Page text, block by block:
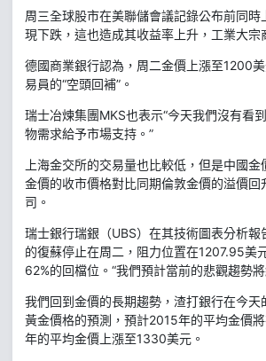
周三全球股市在美聯儲會議記錄公布前同時
現下跌，這也造成其收益率上升，工業大宗
德國商業銀行認為，周二金價上漲至1200
易員的“空頭回補”。
瑞士冶煉集團MKS也表示“今天我們沒有看
物需求給予市場支持。”
上海金交所的交易量也比較低，但是中國
金價的收市價格對比同期倫敦金價的溢價回
司。
瑞士銀行瑞銀（UBS）在其技術圖表分析報
的復蘇停止在周二，阻力位置在1207.95美
62%的回檔位。“我們預計當前的悲觀趨勢
我們回到金價的長期趨勢，渣打銀行在今天
黃金價格的預測，預計2015年的平均金價
年的平均金價上漲至1330美元。